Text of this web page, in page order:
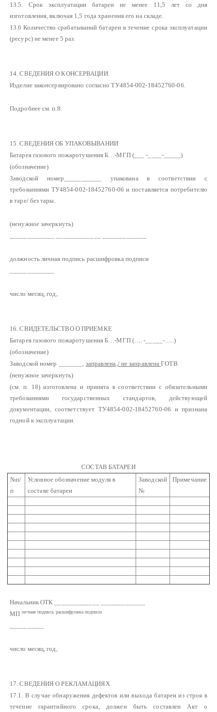
13.5. Срок эксплуатации батареи не менее 11,5 лет со дня
изготовления, включая 1,5 года хранения его на складе.
13.6 Количество срабатываний батареи в течение срока эксплуатации
(ресурс) не менее 5 раз.
14. СВЕДЕНИЯ О КОНСЕРВАЦИИ.
Изделие законсервировано согласно ТУ4854-002-18452760-06.
Подробнее см. п.8.
15. СВЕДЕНИЯ ОБ УПАКОВЫВАНИИ
Батарея газового пожаротушения Б…-МГП (___ -____-_____)
(обозначение)
Заводской номер___________ упакована в соответствии с
требованиями ТУ4854-002-18452760-06 и поставляется потребителю
в таре/ без тары.
(ненужное зачеркнуть)
должность личная подпись расшифровка подписи
число месяц, год,
16. СВИДЕТЕЛЬСТВО О ПРИЕМКЕ
Батарея газового пожаротушения Б…-МГП (…. -_____-…..)
(обозначение)
Заводской номер _______, заправлена,/ не заправленаГОТВ
(ненужное зачеркнуть)
(см. п. 18) изготовлена и принята в соответствии с обязательными
требованиями государственных стандартов, действующей
документации, соответствует ТУ4854-002-18452760-06 и признана
годной к эксплуатации.
СОСТАВ БАТАРЕИ
№п/
п
Условное обозначение модуля в
составе батареи
Заводской
№
Примечание
Начальник ОТК _____________ _____________
МПличная подпись расшифровка подписи
число месяц, год,
17. СВЕДЕНИЯ О РЕКЛАМАЦИЯХ
17.1. В случае обнаружения дефектов или выхода батареи из строя в
течение гарантийного срока, должен быть составлен Акт о